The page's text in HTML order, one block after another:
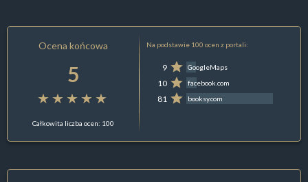
Ocena końcowa
5
Całkowita liczba ocen: 100
Na podstawie 100 ocen z portali:
9 GoogleMaps
10 facebook.com
81 booksy.com